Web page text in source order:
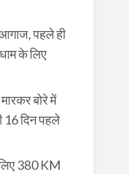
पहले ही
के लिए
बोरे में
दिन पहले
380 KM